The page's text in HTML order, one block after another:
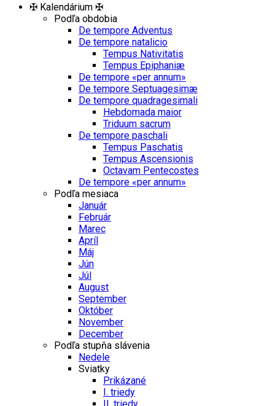
✠ Kalendárium ✠
Podľa obdobia
De tempore Adventus
De tempore natalicio
Tempus Nativitatis
Tempus Epiphaniæ
De tempore «per annum»
De tempore Septuagesimæ
De tempore quadragesimali
Hebdomada maior
Triduum sacrum
De tempore paschali
Tempus Paschatis
Tempus Ascensionis
Octavam Pentecostes
De tempore «per annum»
Podľa mesiaca
Január
Február
Marec
Apríl
Máj
Jún
Júl
August
September
Október
November
December
Podľa stupňa slávenia
Nedele
Sviatky
Prikázané
I. triedy